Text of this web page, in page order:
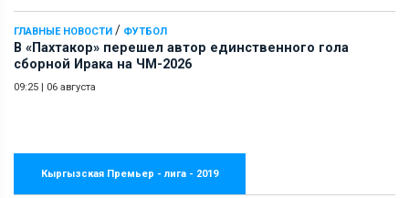
ГЛАВНЫЕ НОВОСТИ / ФУТБОЛ
В «Пахтакор» перешел автор единственного гола
сборной Ирака на ЧМ-2026
09:25 | 06 августа
Кыргызская Премьер - лига - 2019